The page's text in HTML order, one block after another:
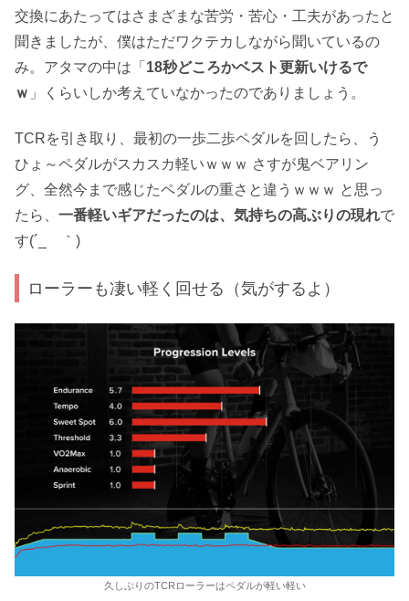
交換にあたってはさまざまな苦労・苦心・工夫があったと
聞きましたが、僕はただワクテカしながら聞いているの
み。アタマの中は「 18秒どころかベスト更新いけるで
ｗ 」くらいしか考えていなかったのでありましょう。
TCRを引き取り、最初の一歩二歩ペダルを回したら、う
ひょ～ペダルがスカスカ軽いｗｗｗ さすが鬼ベアリン
グ、全然今まで感じたペダルの重さと違うｗｗｗ と思っ
たら、 一番軽いギアだったのは、気持ちの高ぶりの現れで
す(´_ゝ｀)
ローラーも凄い軽く回せる（気がするよ）
久しぶりのTCRローラーはペダルが軽い軽い